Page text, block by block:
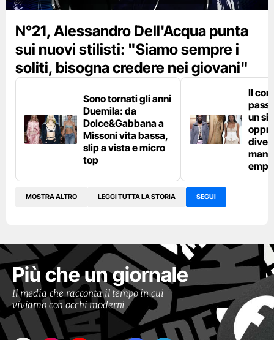
N°21, Alessandro Dell'Acqua punta
sui nuovi stilisti: "Siamo sempre i
soliti, bisogna credere nei giovani"
Sono tornati gli anni
Duemila: da
Dolce&Gabbana a
Missoni vita bassa,
slip a vista e micro
top
Il
un
MOSTRA ALTRO LEGGI TUTTA LA STORIA SEGUI
Più che un giornale
Il media che racconta il tempo in cui
viviamo con occhi moderni